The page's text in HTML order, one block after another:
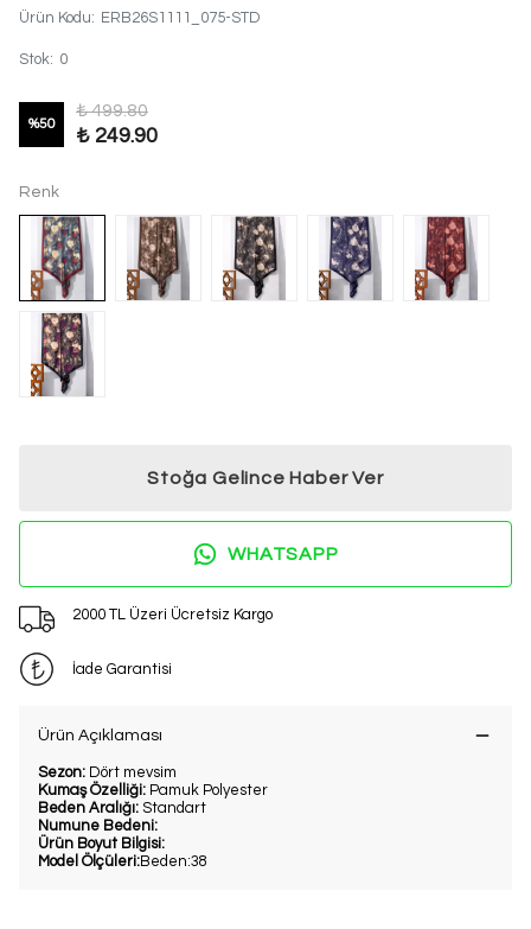
Ürün Kodu: ERB26S1111_075-STD
Stok: 0
%50
₺ 499.80
₺ 249.90
Renk
Stoğa Gelince Haber Ver
WHATSAPP
2000 TL Üzeri Ücretsiz Kargo
İade Garantisi
Ürün Açıklaması
Sezon: Dört mevsim
Kumaş Özelliği: Pamuk Polyester
Beden Aralığı: Standart
Numune Bedeni:
Ürün Boyut Bilgisi:
Model Ölçüleri:Beden:38